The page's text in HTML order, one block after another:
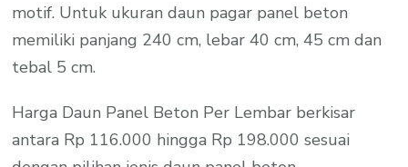
motif. Untuk ukuran daun pagar panel beton
memiliki panjang 240 cm, lebar 40 cm, 45 cm dan
tebal 5 cm.
Harga Daun Panel Beton Per Lembar berkisar
antara Rp 116.000 hingga Rp 198.000 sesuai